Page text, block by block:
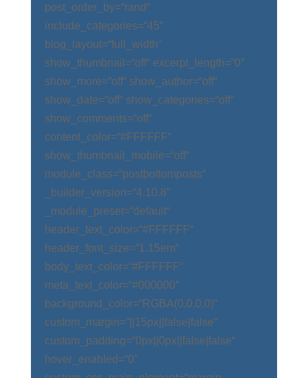
post_order_by=“rand“
include_categories=“45″
blog_layout=“full_width“
show_thumbnail=“off“ excerpt_length=“0″
show_more=“off“ show_author=“off“
show_date=“off“ show_categories=“off“
show_comments=“off“
content_color=“#FFFFFF“
show_thumbnail_mobile=“off“
module_class=“postbottomposts“
_builder_version=“4.10.8″
_module_preset=“default“
header_text_color=“#FFFFFF“
header_font_size=“1.15em“
body_text_color=“#FFFFFF“
meta_text_color=“#000000″
background_color=“RGBA(0,0,0,0)“
custom_margin=“||15px||false|false“
custom_padding=“0px||0px||false|false“
hover_enabled=“0″